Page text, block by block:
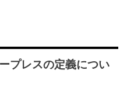
プレスの定義につい